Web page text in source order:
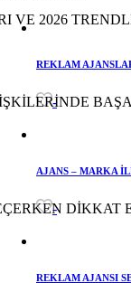
REKLAM
-
AJANS – MARKA
-
REKLAM AJANSI